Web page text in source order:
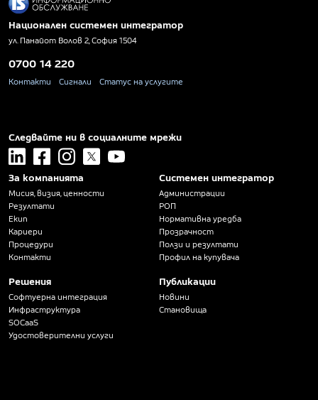
Национален системен интегратор
ул. Панайот Волов 2, София 1504
0700 14 220
Контакти Сигнали Статус на услугите
Следвайте ни в социалните мрежи
linkedin facebookinstagram
x youtube
За компанията
Мисия, визия, ценности
Резултати
Екип
Кариери
Процедури
Контакти
Решения
Софтуерна интеграция
Инфраструктура
SOCaaS
Удостоверителни услуги
Системен интегратор
Администрации
РОП
Нормативна уредба
Прозрачност
Ползи и резултати
Профил на купувача
Публикации
Новини
Становища